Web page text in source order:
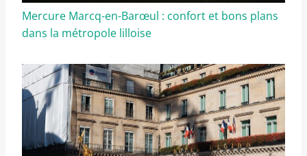
Mercure Marcq-en-Barœul : confort et bons plans
dans la métropole lilloise